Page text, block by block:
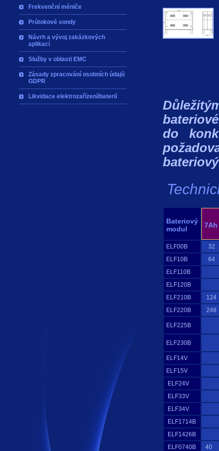
Frekvenční měniče
Průtokové sondy
Návrh a vývoj zakázkových
aplikací
Služby v oblasti EMC
Zásady zpracování osobních údajů
GDPR
Likvidace elektrozařízení/baterií
do
Bateriový
modul
7Ah
ELF00B
32
ELF10B
64
ELF110B
ELF120B
ELF210B
124
ELF220B
248
ELF225B
ELF230B
ELF14V
ELF15V
ELF24V
ELF33V
ELF34V
ELF1714B
ELF1426B
ELF0740B
40